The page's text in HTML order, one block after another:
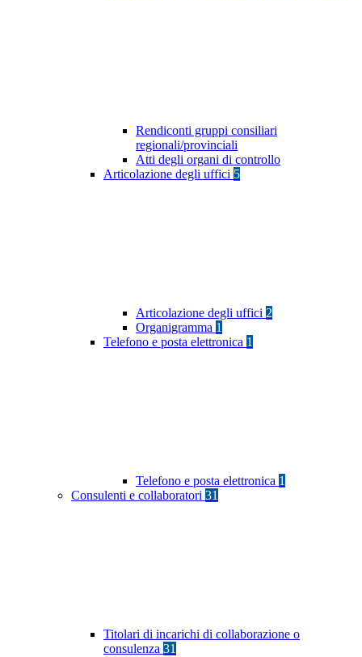
Rendiconti gruppi consiliari
regionali/provinciali
Atti degli organi di controllo
Articolazione degli uffici 5
Articolazione degli uffici 2
Organigramma 1
Telefono e posta elettronica 1
Telefono e posta elettronica 1
Consulenti e collaboratori 31
Titolari di incarichi di collaborazione o
consulenza 31